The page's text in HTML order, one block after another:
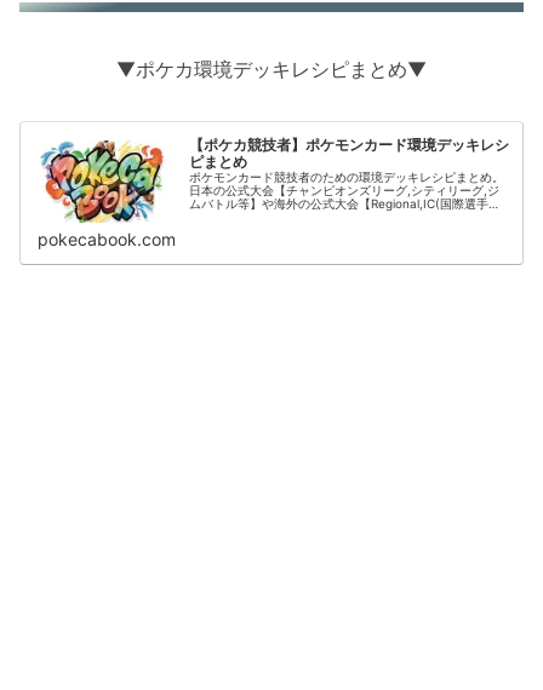
▼ポケカ環境デッキレシピまとめ▼
【ポケカ競技者】ポケモンカード環境デッキレシ
ピまとめ
ポケモンカード競技者のための環境デッキレシピまとめ。
日本の公式大会【チャンピオンズリーグ,シティリーグ,ジ
ムバトル等】や海外の公式大会【Regional,IC(国際選手
pokecabook.com